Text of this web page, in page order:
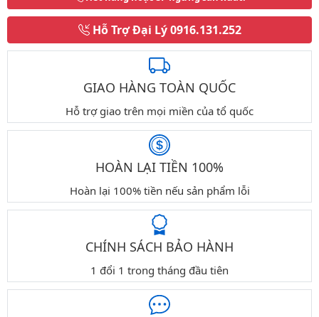
Hỗ Trợ Đại Lý0916.131.252
GIAO HÀNG TOÀN QUỐC
Hỗ trợ giao trên mọi miền của tổ quốc
HOÀN LẠI TIỀN 100%
Hoàn lại 100% tiền nếu sản phẩm lỗi
CHÍNH SÁCH BẢO HÀNH
1 đổi 1 trong tháng đầu tiên